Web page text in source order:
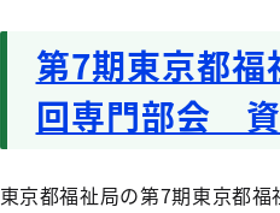
第7期東京都
回専門部会
東京都福祉局の第7期東京都